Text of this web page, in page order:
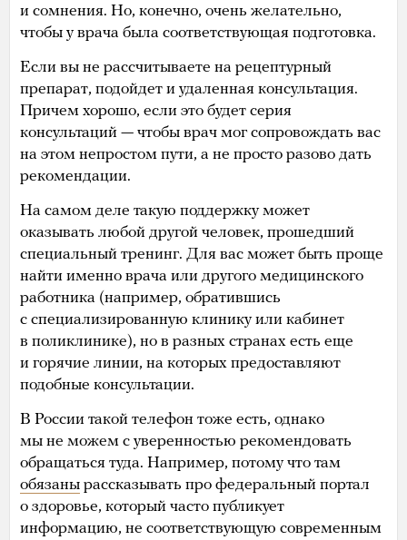
и сомнения. Но, конечно, очень желательно,
чтобы у врача была соответствующая подготовка.
Если вы не рассчитываете на рецептурный
препарат, подойдет и удаленная консультация.
Причем хорошо, если это будет серия
консультаций — чтобы врач мог сопровождать вас
на этом непростом пути, а не просто разово дать
рекомендации.
На самом деле такую поддержку может
оказывать любой другой человек, прошедший
специальный тренинг. Для вас может быть проще
найти именно врача или другого медицинского
работника (например, обратившись
с специализированную клинику или кабинет
в поликлинике), но в разных странах есть еще
и горячие линии, на которых предоставляют
подобные консультации.
В России такой телефон тоже есть, однако
мы не можем с уверенностью рекомендовать
обращаться туда. Например, потому что там
обязаны рассказывать про федеральный портал
о здоровье, который часто публикует
информацию, не соответствующую современным